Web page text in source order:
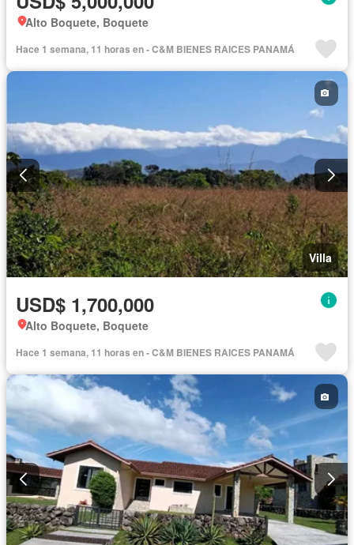
Alto Boquete, Boquete
Hace 1 semana, 11 horas en - C&M BIENES RAICES PANAMÁ
Villa
USD$ 1,700,000
Alto Boquete, Boquete
Hace 1 semana, 11 horas en - C&M BIENES RAICES PANAMÁ